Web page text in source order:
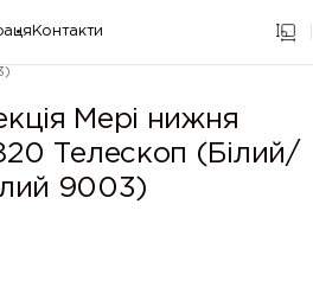
Контакти
Мері нижня
Телескоп (Білий/
9003)